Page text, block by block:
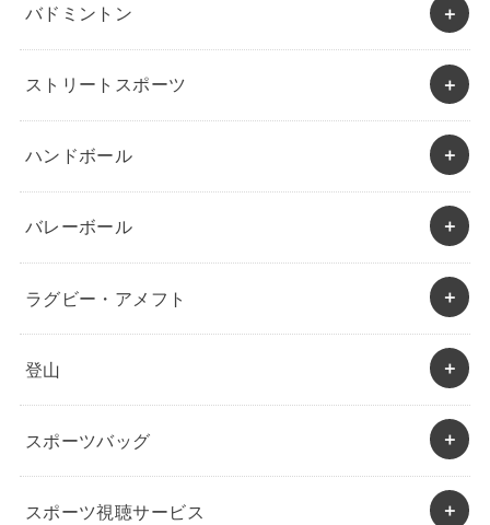
バドミントン
ストリートスポーツ
ハンドボール
バレーボール
ラグビー・アメフト
登山
スポーツバッグ
スポーツ視聴サービス